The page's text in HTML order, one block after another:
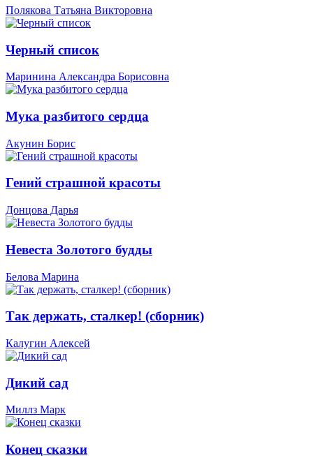
Полякова Татьяна Викторовна
Черный список
Маринина Александра Борисовна
Мука разбитого сердца
Акунин Борис
Гений страшной красоты
Донцова Дарья
Невеста Золотого будды
Белова Марина
Так держать, сталкер! (сборник)
Калугин Алексей
Дикий сад
Миллз Марк
Конец сказки